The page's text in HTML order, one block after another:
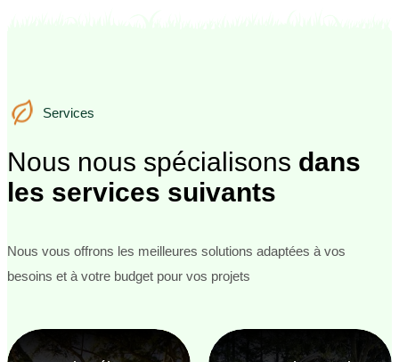
Services
Services
Nous nous spécialisons dans
les services suivants
Nous vous offrons les meilleures solutions adaptées à vos
besoins et à votre budget pour vos projets